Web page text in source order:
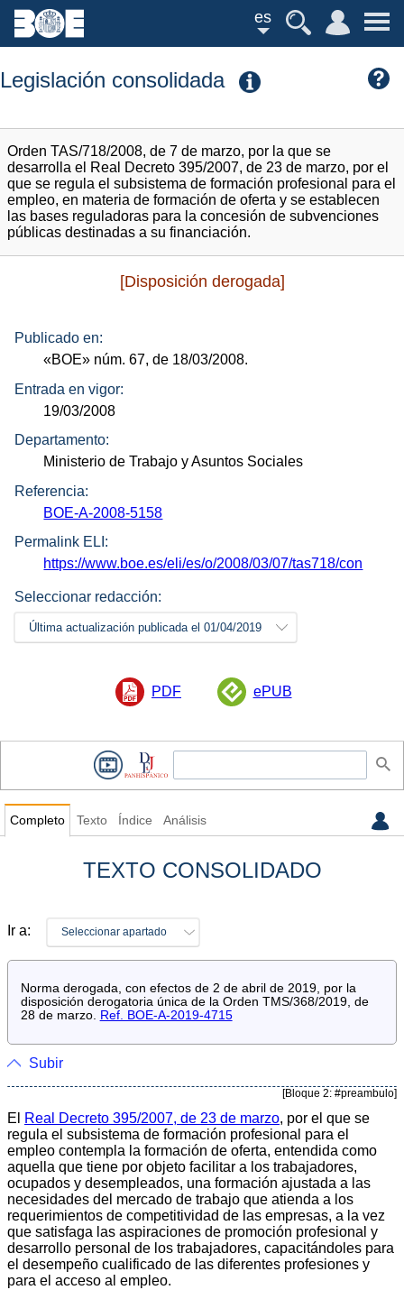
es
Legislación consolidada
Orden TAS/718/2008, de 7 de marzo, por la que se
desarrolla el Real Decreto 395/2007, de 23 de marzo, por el
que se regula el subsistema de formación profesional para el
empleo, en materia de formación de oferta y se establecen
las bases reguladoras para la concesión de subvenciones
públicas destinadas a su financiación.
[Disposición derogada]
Publicado en:
«BOE» núm. 67, de 18/03/2008.
Entrada en vigor:
19/03/2008
Departamento:
Ministerio de Trabajo y Asuntos Sociales
Referencia:
BOE-A-2008-5158
Permalink ELI:
https://www.boe.es/eli/es/o/2008/03/07/tas718/con
Seleccionar redacción:
Última actualización publicada el 01/04/2019
PDF ePUB
Completo Texto Índice Análisis
TEXTO CONSOLIDADO
Ir a: Seleccionar apartado
Norma derogada, con efectos de 2 de abril de 2019, por la
disposición derogatoria única de la Orden TMS/368/2019, de
28 de marzo. Ref. BOE-A-2019-4715
Subir
[Bloque 2: #preambulo]
El Real Decreto 395/2007, de 23 de marzo, por el que se
regula el subsistema de formación profesional para el
empleo contempla la formación de oferta, entendida como
aquella que tiene por objeto facilitar a los trabajadores,
ocupados y desempleados, una formación ajustada a las
necesidades del mercado de trabajo que atienda a los
requerimientos de competitividad de las empresas, a la vez
que satisfaga las aspiraciones de promoción profesional y
desarrollo personal de los trabajadores, capacitándoles para
el desempeño cualificado de las diferentes profesiones y
para el acceso al empleo.